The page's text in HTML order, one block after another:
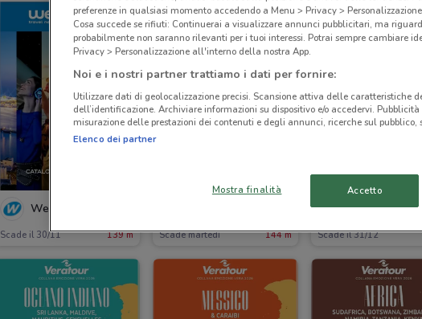
Welcome Travel
Scade il 30/11 139 m Scade martedì 144 m
Veratour
Scade il 31/12
preferenze in qualsiasi momento accedendo a Menu > Privacy >
Cosa succede se rifiuti: Continuerai a visualizzare annunci pubblicitari, ma
probabilmente non saranno rilevanti per i tuoi interessi. Potrai sempre cambiare
Privacy > Personalizzazione all'interno della nostra App.
Noi e i nostri partner trattiamo i dati per fornire:
Utilizzare dati di geolocalizzazione precisi. Scansione attiva delle caratteristiche
dell’identificazione. Archiviare informazioni su dispositivo e/o accedervi.
misurazione delle prestazioni dei contenuti e degli annunci, ricerche sul pubblico,
Elenco dei partner
Mostra finalità Accetto